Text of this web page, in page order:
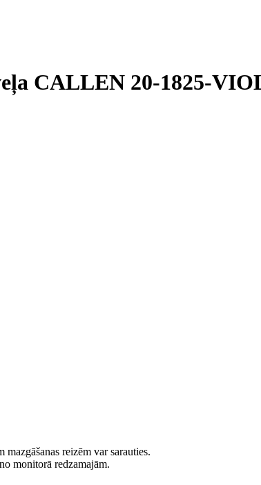
CALLEN 20-1825-
reizēm var sarauties.
monitorā redzamajām.